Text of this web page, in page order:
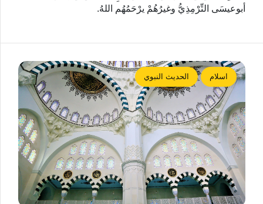
أبوعيسَى التِّرْمِذِيُّ وغيرُهُمْ يرْحَمُهُم اللهُ.
اسلام الحديث النبوي